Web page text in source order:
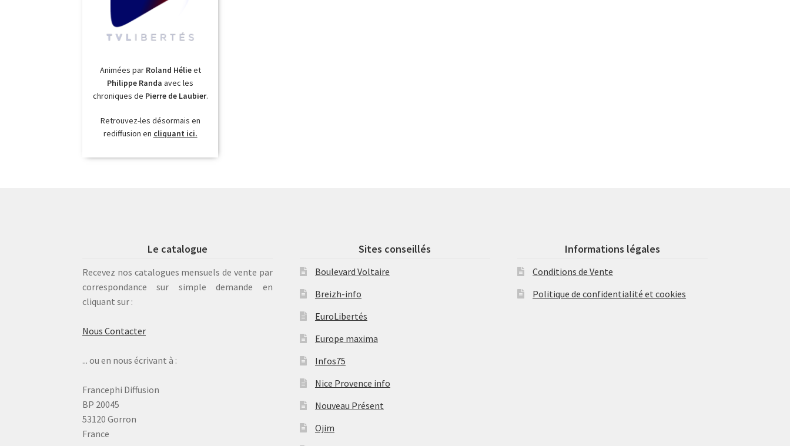
Animées par Roland Hélieet
Philippe Randa avec les
chroniques de Pierre de Laubier.
Retrouvez-les désormais en
rediffusion en cliquant ici.
Le catalogue
Recevez nos catalogues mensuels de vente par
correspondance sur simple demande en
cliquant sur :
Nous Contacter
... ou en nous écrivant à :
Francephi Diffusion
BP 20045
53120 Gorron
France
Sites conseillés
Boulevard Voltaire
Breizh-info
EuroLibertés
Europe maxima
Infos75
Nice Provence info
Nouveau Présent
Ojim
Informations légales
Conditions de Vente
Politique de confidentialité et cookies